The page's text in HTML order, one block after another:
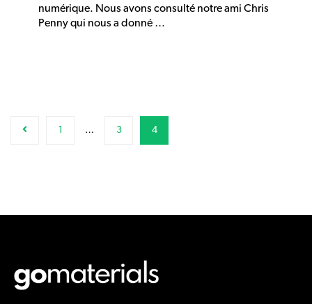
numérique. Nous avons consulté notre ami Chris
Penny qui nous a donné …
1 … 3 4